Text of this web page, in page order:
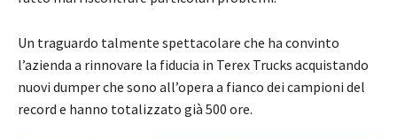
Un traguardo talmente spettacolare che ha convinto
l’azienda a rinnovare la fiducia in Terex Trucks acquistando
nuovi dumper che sono all’opera a fianco dei campioni del
record e hanno totalizzato già 500 ore.